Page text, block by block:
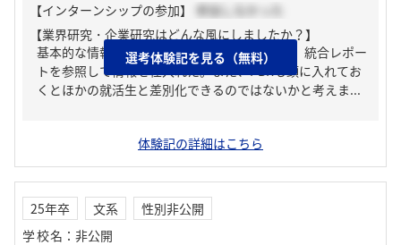
【インターンシップの参加】
参加しなかった
【業界研究・企業研究はどんな風にしましたか？】
基本的な情報は、会社のHP、有価証券報告書、統合レポー
トを参照して情報を仕入れた。また、PBRも頭に入れてお
くとほかの就活生と差別化できるのではないかと考えま...
選考体験記を見る（無料）
体験記の詳細はこちら
25年卒 文系
性別非公開
学校名 ： 非公開